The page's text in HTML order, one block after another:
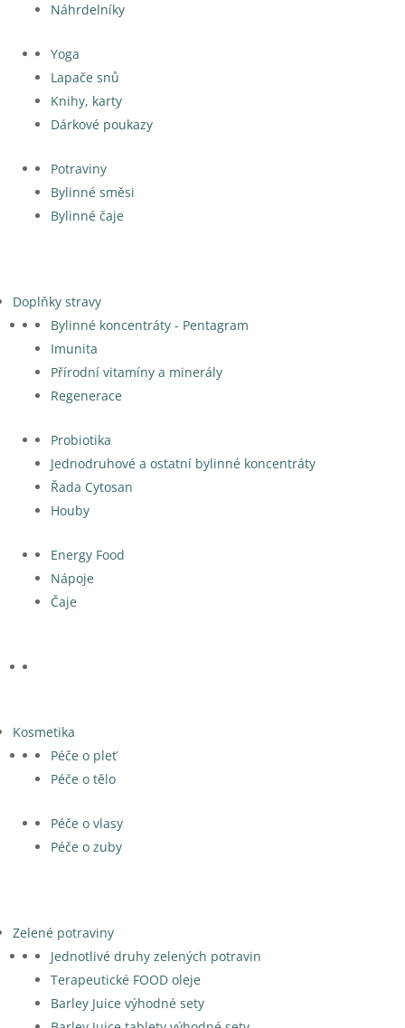
Náhrdelníky
Yoga
Lapače snů
Knihy, karty
Dárkové poukazy
Potraviny
Bylinné směsi
Bylinné čaje
Doplňky stravy
Bylinné koncentráty - Pentagram
Imunita
Přírodní vitamíny a minerály
Regenerace
Probiotika
Jednodruhové a ostatní bylinné koncentráty
Řada Cytosan
Houby
Energy Food
Nápoje
Čaje
Kosmetika
Péče o pleť
Péče o tělo
Péče o vlasy
Péče o zuby
Zelené potraviny
Jednotlivé druhy zelených potravin
Terapeutické FOOD oleje
Barley Juice výhodné sety